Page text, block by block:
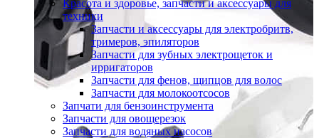
Красота и здоровье, запчасти и аксессуары для
техники
Запчасти и аксессуары для электробритв,
тримеров, эпиляторов
Запчасти для зубных электрощеток и
ирригаторов
Запчасти для фенов, щипцов для волос
Запчасти для молокоотсосов
Запчати для бензоинструмента
Запчасти для овощерезок
Запчасти для водяных насосов